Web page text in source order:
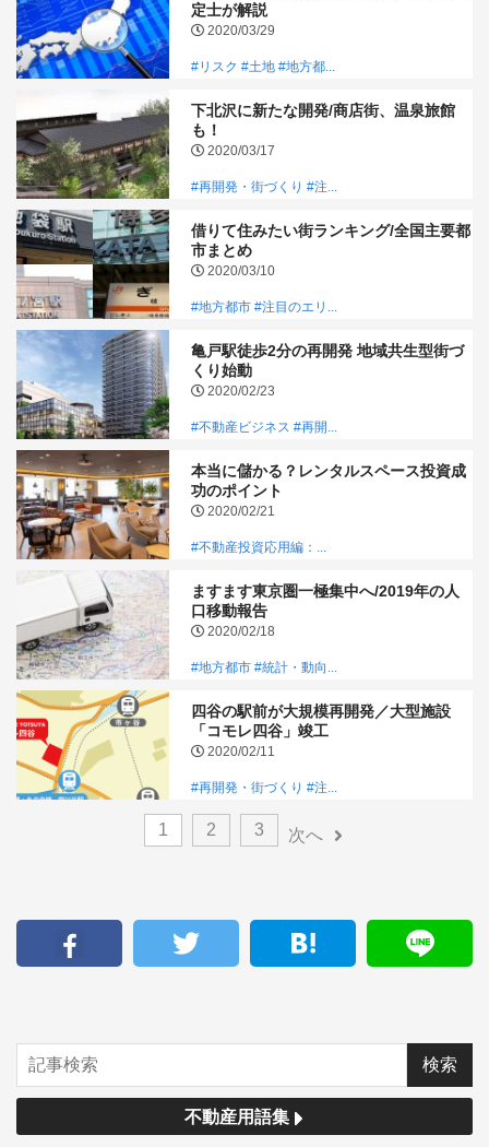
定士が解説
2020/03/29
#リスク #土地 #地方都...
下北沢に新たな開発/商店街、温泉旅館
も！
2020/03/17
#再開発・街づくり #注...
借りて住みたい街ランキング/全国主要都
市まとめ
2020/03/10
#地方都市 #注目のエリ...
亀戸駅徒歩2分の再開発 地域共生型街づ
くり始動
2020/02/23
#不動産ビジネス #再開...
本当に儲かる？レンタルスペース投資成
功のポイント
2020/02/21
#不動産投資応用編：...
ますます東京圏一極集中へ/2019年の人
口移動報告
2020/02/18
#地方都市 #統計・動向...
四谷の駅前が大規模再開発／大型施設
「コモレ四谷」竣工
2020/02/11
#再開発・街づくり #注...
1 2 3 次へ
不動産用語集